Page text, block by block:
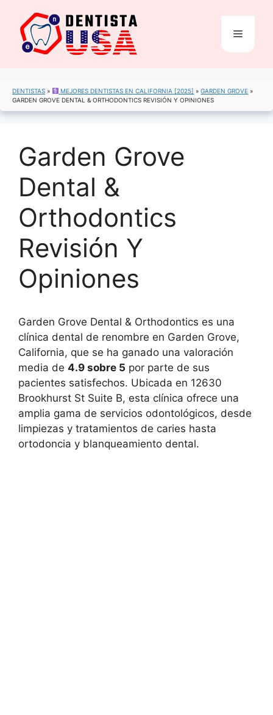
contenido
Menú
DENTISTAS » MEJORES DENTISTAS EN CALIFORNIA [2025] »GARDEN GROVE »
GARDEN GROVE DENTAL & ORTHODONTICS REVISIÓN Y OPINIONES
Garden Grove
Dental &
Orthodontics
Revisión Y
Opiniones
Garden Grove Dental & Orthodontics es una
clínica dental de renombre en Garden Grove,
California, que se ha ganado una valoración
media de 4.9 sobre 5 por parte de sus
pacientes satisfechos. Ubicada en 12630
Brookhurst St Suite B, esta clínica ofrece una
amplia gama de servicios odontológicos, desde
limpiezas y tratamientos de caries hasta
ortodoncia y blanqueamiento dental.